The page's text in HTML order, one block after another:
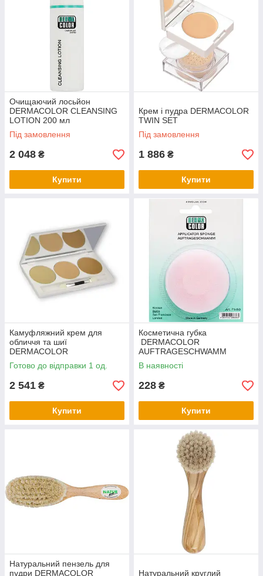
Очищаючий лосьйон
DERMACOLOR CLEANSING
LOTION 200 мл
Під замовлення
2 048 ₴
Купити
Крем і пудра DERMACOLOR
TWIN SET
Під замовлення
1 886 ₴
Купити
Камуфляжний крем для
обличчя та шиї
DERMACOLOR
CAMOUFLAGE CREME TRIO
SET
Готово до відправки 1 од.
2 541 ₴
Купити
Косметична губка
DERMACOLOR
AUFTRAGESCHWAMM
В наявності
228 ₴
Купити
Натуральний пензель для
пудри DERMACOLOR
Натуральний круглий